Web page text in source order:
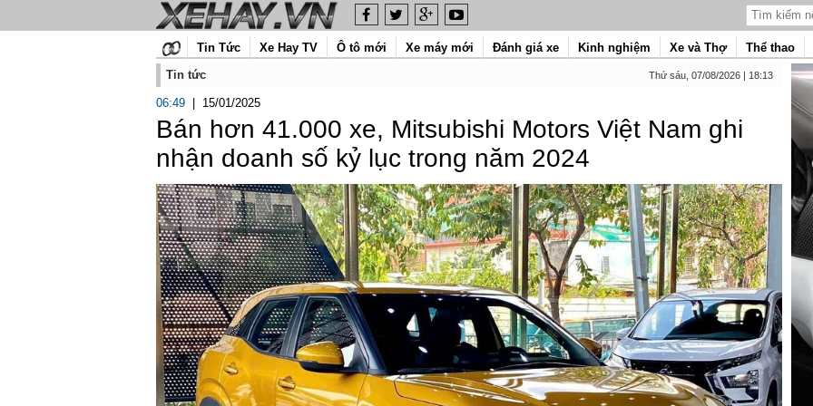
Tin Tức Xe Hay TV Ô tô mới Xe máy mới Đánh giá xe Kinh nghiệm Xe và Thợ Thể thao
Tin tức
Thứ sáu, 07/08/2026 | 18:13
06:49 15/01/2025
Bán hơn 41.000 xe, Mitsubishi Motors Việt Nam ghi
nhận doanh số kỷ lục trong năm 2024